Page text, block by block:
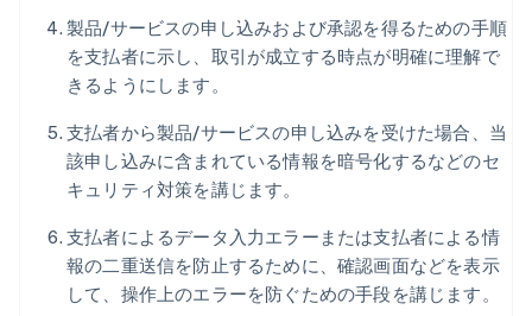
製品/サービスの申し込みおよび承認を得るための手順
を支払者に示し、取引が成立する時点が明確に理解で
きるようにします。
支払者から製品/サービスの申し込みを受けた場合、当
該申し込みに含まれている情報を暗号化するなどのセ
キュリティ対策を講じます。
支払者によるデータ入力エラーまたは支払者による情
報の二重送信を防止するために、確認画面などを表示
して、操作上のエラーを防ぐための手段を講じます。